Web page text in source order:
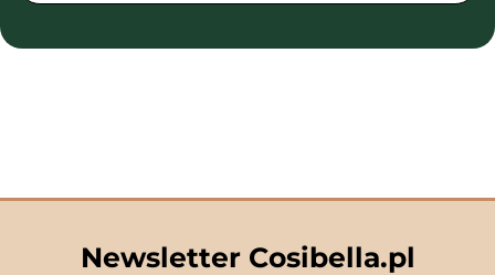
Newsletter Cosibella.pl